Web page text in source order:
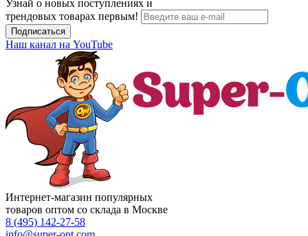
Узнай о новых поступлениях и
трендовых товарах первым!
Подписаться
Наш канал на YouTube
Интернет-магазин популярных
товаров оптом со склада в Москве
8 (495) 142-27-58